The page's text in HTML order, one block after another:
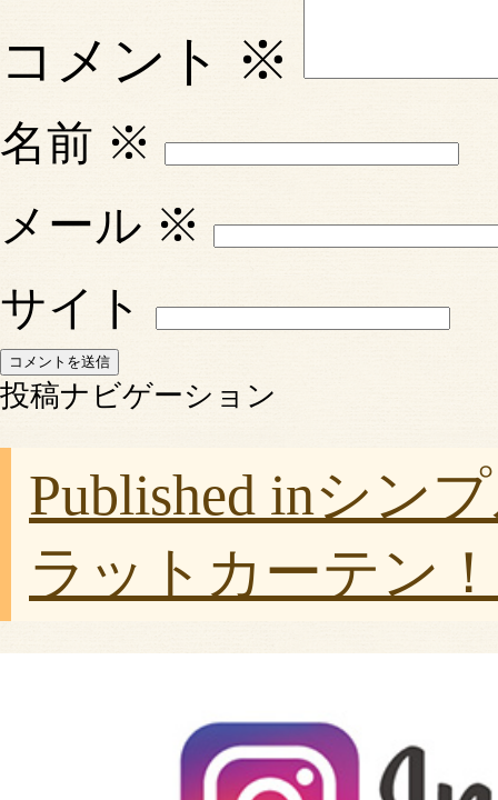
コメント ※
名前 ※
メール ※
サイト
投稿ナビゲーション
Published inシン
ラットカーテン！